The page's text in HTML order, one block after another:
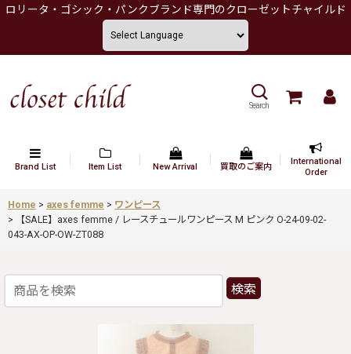
ロリータ・ゴシック・パンクブランド専門のクローゼットチャイルド
Search
Brand List Item List New Arrival 買取のご案内
International
Order
Home > axes femme > ワンピース
>
【SALE】axes femme / レースチュールワンピース M ピンク O-24-09-02-
043-AX-OP-OW-ZT088
検索